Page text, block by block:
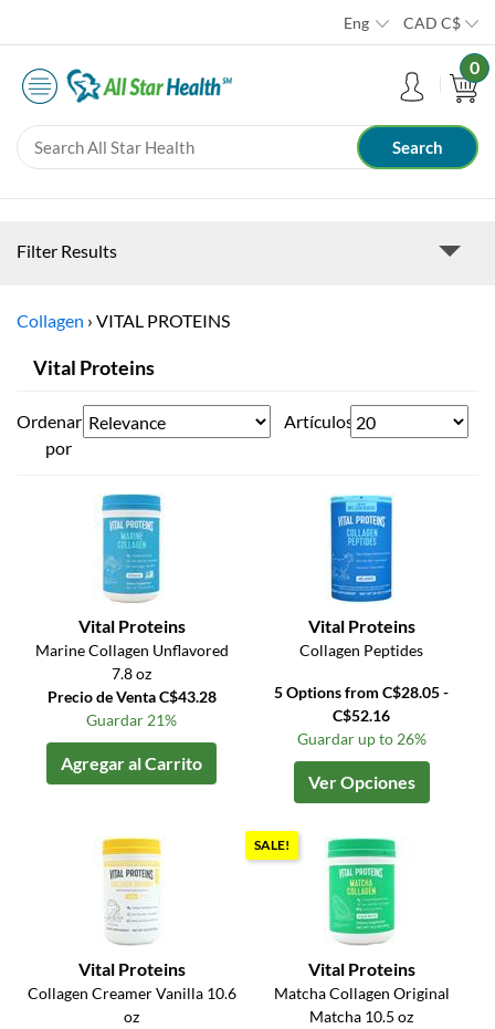
Eng CAD C$
0
Filter Results
Collagen › VITAL PROTEINS
Vital Proteins
Ordenar
por
Artículos
Vital Proteins
Marine Collagen Unflavored
7.8 oz
Precio de Venta C$43.28
Guardar 21%
Agregar al Carrito
Vital Proteins
Collagen Peptides
5 Options from C$28.05 -
C$52.16
Guardar up to 26%
Ver Opciones
Vital Proteins
Collagen Creamer Vanilla 10.6
oz
SALE!
Vital Proteins
Matcha Collagen Original
Matcha 10.5 oz